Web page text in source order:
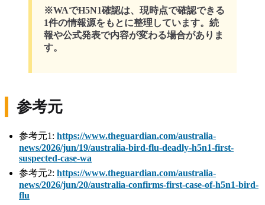
※WAでH5N1確認は、現時点で確認できる
1件の情報源をもとに整理しています。続
報や公式発表で内容が変わる場合がありま
す。
参考元
参考元1: https://www.theguardian.com/australia-
news/2026/jun/19/australia-bird-flu-deadly-h5n1-first-
suspected-case-wa
参考元2: https://www.theguardian.com/australia-
news/2026/jun/20/australia-confirms-first-case-of-h5n1-bird-
flu